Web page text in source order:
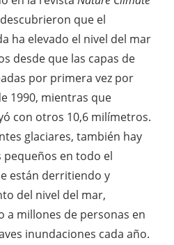
que el
ha elevado el nivel del mar
desde que las capas de
por primera vez por
1990, mientras que
con otros 10,6 milímetros.
glaciares, también hay
pequeños en todo el
están derritiendo y
del nivel del mar,
a millones de personas en
inundaciones cada año.